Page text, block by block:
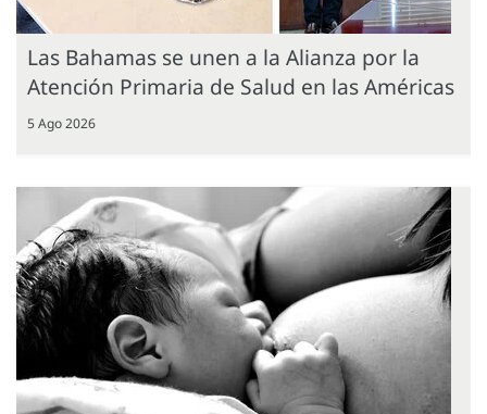
Las Bahamas se unen a la Alianza por la
Atención Primaria de Salud en las Américas
5 Ago 2026